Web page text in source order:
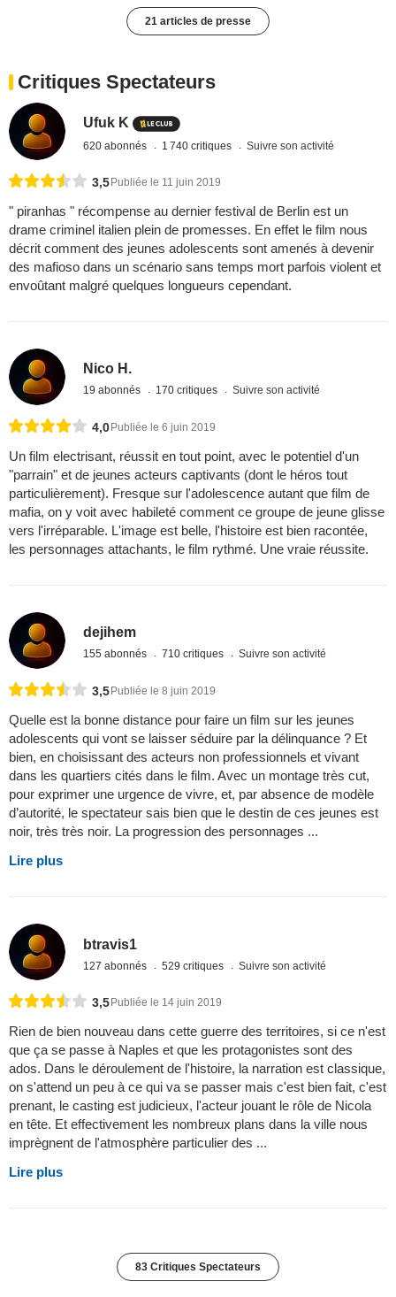
21 articles de presse
Critiques Spectateurs
Ufuk K
620 abonnés 1 740 critiques Suivre son activité
3,5Publiée le 11 juin 2019
" piranhas " récompense au dernier festival de Berlin est un
drame criminel italien plein de promesses. En effet le film nous
décrit comment des jeunes adolescents sont amenés à devenir
des mafioso dans un scénario sans temps mort parfois violent et
envoûtant malgré quelques longueurs cependant.
Nico H.
19 abonnés 170 critiques Suivre son activité
4,0Publiée le 6 juin 2019
Un film electrisant, réussit en tout point, avec le potentiel d'un
"parrain" et de jeunes acteurs captivants (dont le héros tout
particulièrement). Fresque sur l'adolescence autant que film de
mafia, on y voit avec habileté comment ce groupe de jeune glisse
vers l'irréparable. L'image est belle, l'histoire est bien racontée,
les personnages attachants, le film rythmé. Une vraie réussite.
dejihem
155 abonnés 710 critiques Suivre son activité
3,5 Publiée le 8 juin 2019
Quelle est la bonne distance pour faire un film sur les jeunes
adolescents qui vont se laisser séduire par la délinquance ? Et
bien, en choisissant des acteurs non professionnels et vivant
dans les quartiers cités dans le film. Avec un montage très cut,
pour exprimer une urgence de vivre, et, par absence de modèle
d’autorité, le spectateur sais bien que le destin de ces jeunes est
noir, très très noir. La progression des personnages ...
Lire plus
btravis1
127 abonnés 529 critiques Suivre son activité
3,5 Publiée le 14 juin 2019
Rien de bien nouveau dans cette guerre des territoires, si ce n'est
que ça se passe à Naples et que les protagonistes sont des
ados. Dans le déroulement de l'histoire, la narration est classique,
on s'attend un peu à ce qui va se passer mais c'est bien fait, c'est
prenant, le casting est judicieux, l'acteur jouant le rôle de Nicola
en tête. Et effectivement les nombreux plans dans la ville nous
imprègnent de l'atmosphère particulier des ...
Lire plus
83 Critiques Spectateurs